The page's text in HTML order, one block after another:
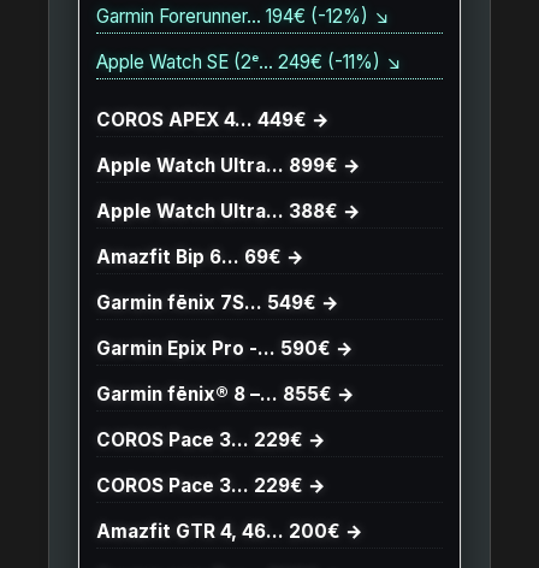
Garmin Forerunner… 194€ (-12%) ↘
Apple Watch SE (2ᵉ… 249€ (-11%) ↘
COROS APEX 4… 449€ →
Apple Watch Ultra… 899€ →
Apple Watch Ultra… 388€ →
Amazfit Bip 6… 69€ →
Garmin fēnix 7S… 549€ →
Garmin Epix Pro -… 590€ →
Garmin fēnix® 8 –… 855€ →
COROS Pace 3… 229€ →
COROS Pace 3… 229€ →
Amazfit GTR 4, 46… 200€ →